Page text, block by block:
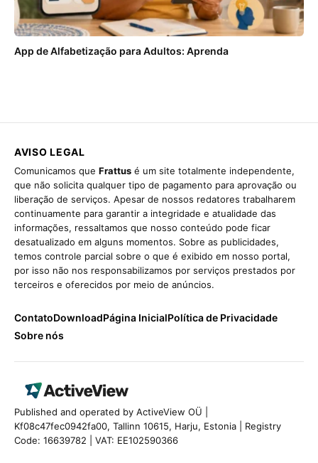
App de Alfabetização para Adultos: Aprenda
AVISO LEGAL
Comunicamos que Frattus é um site totalmente independente,
que não solicita qualquer tipo de pagamento para aprovação ou
liberação de serviços. Apesar de nossos redatores trabalharem
continuamente para garantir a integridade e atualidade das
informações, ressaltamos que nosso conteúdo pode ficar
desatualizado em alguns momentos. Sobre as publicidades,
temos controle parcial sobre o que é exibido em nosso portal,
por isso não nos responsabilizamos por serviços prestados por
terceiros e oferecidos por meio de anúncios.
ContatoDownloadPágina InicialPolítica de Privacidade
Sobre nós
Published and operated by ActiveView OÜ |
Kf08c47fec0942fa00, Tallinn 10615, Harju, Estonia | Registry
Code: 16639782 | VAT: EE102590366